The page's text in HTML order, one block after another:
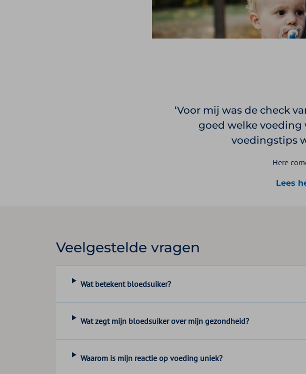
Voor mij was de check
goed welke voeding
voedingstips
Here
Lees
Veelgestelde vragen
Wat betekent bloedsuiker?
Wat zegt mijn bloedsuiker over mijn gezondheid?
Waarom is mijn reactie op voeding uniek?